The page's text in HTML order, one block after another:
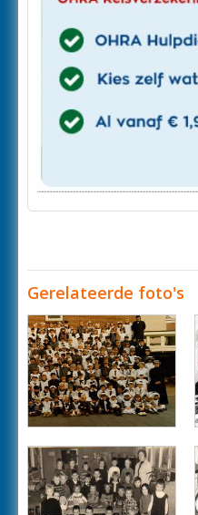
Gerelateerde foto's